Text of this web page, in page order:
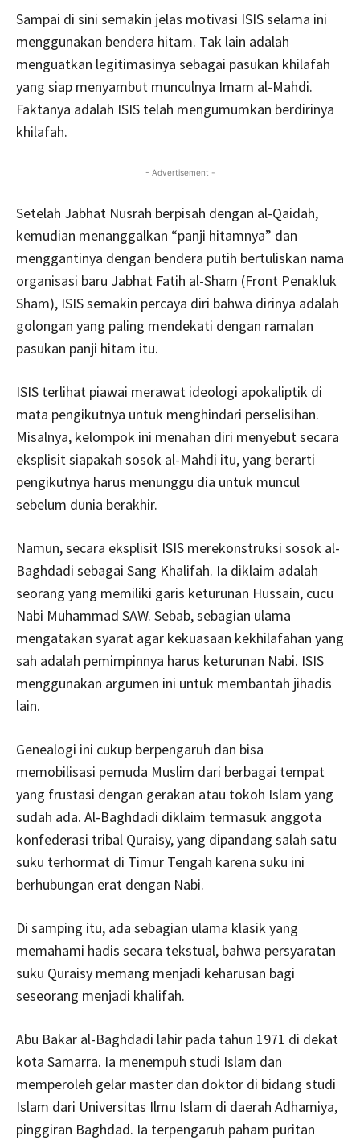
Sampai di sini semakin jelas motivasi ISIS selama ini
menggunakan bendera hitam. Tak lain adalah
menguatkan legitimasinya sebagai pasukan khilafah
yang siap menyambut munculnya Imam al-Mahdi.
Faktanya adalah ISIS telah mengumumkan berdirinya
khilafah.
- Advertisement -
Setelah Jabhat Nusrah berpisah dengan al-Qaidah,
kemudian menanggalkan “panji hitamnya” dan
menggantinya dengan bendera putih bertuliskan nama
organisasi baru Jabhat Fatih al-Sham (Front Penakluk
Sham), ISIS semakin percaya diri bahwa dirinya adalah
golongan yang paling mendekati dengan ramalan
pasukan panji hitam itu.
ISIS terlihat piawai merawat ideologi apokaliptik di
mata pengikutnya untuk menghindari perselisihan.
Misalnya, kelompok ini menahan diri menyebut secara
eksplisit siapakah sosok al-Mahdi itu, yang berarti
pengikutnya harus menunggu dia untuk muncul
sebelum dunia berakhir.
Namun, secara eksplisit ISIS merekonstruksi sosok al-
Baghdadi sebagai Sang Khalifah. Ia diklaim adalah
seorang yang memiliki garis keturunan Hussain, cucu
Nabi Muhammad SAW. Sebab, sebagian ulama
mengatakan syarat agar kekuasaan kekhilafahan yang
sah adalah pemimpinnya harus keturunan Nabi. ISIS
menggunakan argumen ini untuk membantah jihadis
lain.
Genealogi ini cukup berpengaruh dan bisa
memobilisasi pemuda Muslim dari berbagai tempat
yang frustasi dengan gerakan atau tokoh Islam yang
sudah ada. Al-Baghdadi diklaim termasuk anggota
konfederasi tribal Quraisy, yang dipandang salah satu
suku terhormat di Timur Tengah karena suku ini
berhubungan erat dengan Nabi.
Di samping itu, ada sebagian ulama klasik yang
memahami hadis secara tekstual, bahwa persyaratan
suku Quraisy memang menjadi keharusan bagi
seseorang menjadi khalifah.
Abu Bakar al-Baghdadi lahir pada tahun 1971 di dekat
kota Samarra. Ia menempuh studi Islam dan
memperoleh gelar master dan doktor di bidang studi
Islam dari Universitas Ilmu Islam di daerah Adhamiya,
pinggiran Baghdad. Ia terpengaruh paham puritan